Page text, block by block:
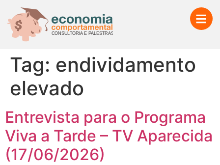
Tag: endividamento
elevado
Entrevista para o Programa
Viva a Tarde – TV Aparecida
(17/06/2026)